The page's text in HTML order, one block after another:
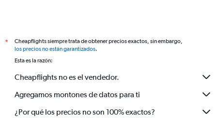
*
Cheapflights siempre trata de obtener precios exactos, sin embargo,
los precios no están garantizados.
Esta es la razón:
Cheapflights no es el vendedor.
Agregamos montones de datos para ti
¿Por qué los precios no son 100% exactos?